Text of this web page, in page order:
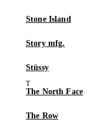
Stone Island
Story mfg.
Stüssy
The North Face
The Row